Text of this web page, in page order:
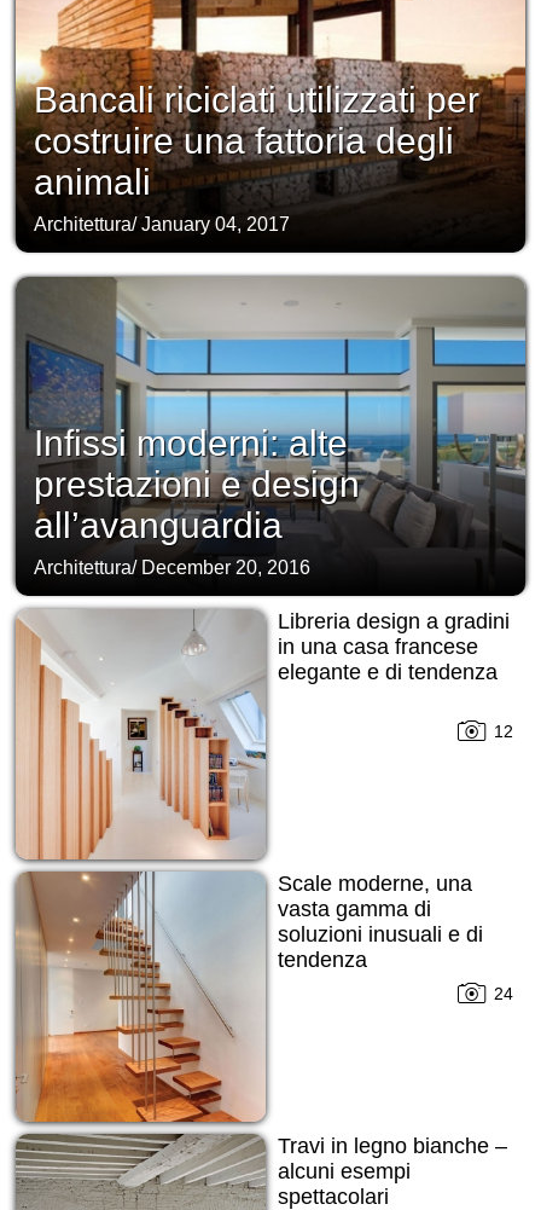
Bancali riciclati utilizzati per
costruire una fattoria degli
animali
Architettura/January 04, 2017
Infissi moderni: alte
prestazioni e design
all’avanguardia
Architettura/ December 20, 2016
Libreria design a gradini
in una casa francese
elegante e di tendenza
12
Scale moderne, una
vasta gamma di
soluzioni inusuali e di
tendenza
24
Travi in legno bianche –
alcuni esempi
spettacolari